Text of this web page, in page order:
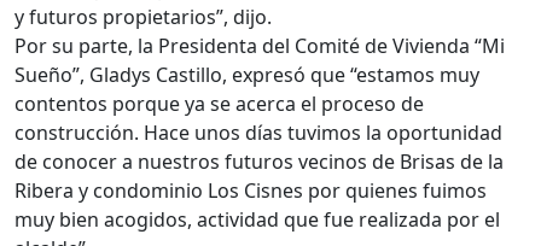
y futuros propietarios”, dijo.
Por su parte, la Presidenta del Comité de Vivienda “Mi
Sueño”, Gladys Castillo, expresó que “estamos muy
contentos porque ya se acerca el proceso de
construcción. Hace unos días tuvimos la oportunidad
de conocer a nuestros futuros vecinos de Brisas de la
Ribera y condominio Los Cisnes por quienes fuimos
muy bien acogidos, actividad que fue realizada por el